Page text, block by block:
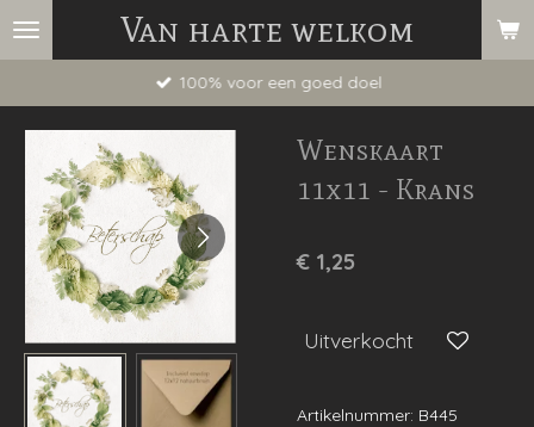
Ga
hoofdinhoud
Van harte welkom
100% voor een goed doel
Wenskaart
11x11 - Krans
€ 1,25
Uitverkocht
Artikelnummer: B445